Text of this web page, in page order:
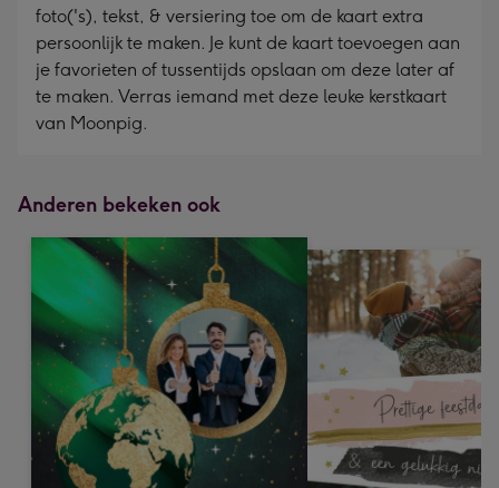
foto('s), tekst, & versiering toe om de kaart extra
persoonlijk te maken. Je kunt de kaart toevoegen aan
je favorieten of tussentijds opslaan om deze later af
te maken. Verras iemand met deze leuke kerstkaart
van Moonpig.
Anderen bekeken ook